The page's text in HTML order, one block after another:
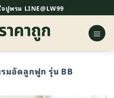
ปูพรม LINE@LW99
มอัดลูกฟูก รุ่น BB